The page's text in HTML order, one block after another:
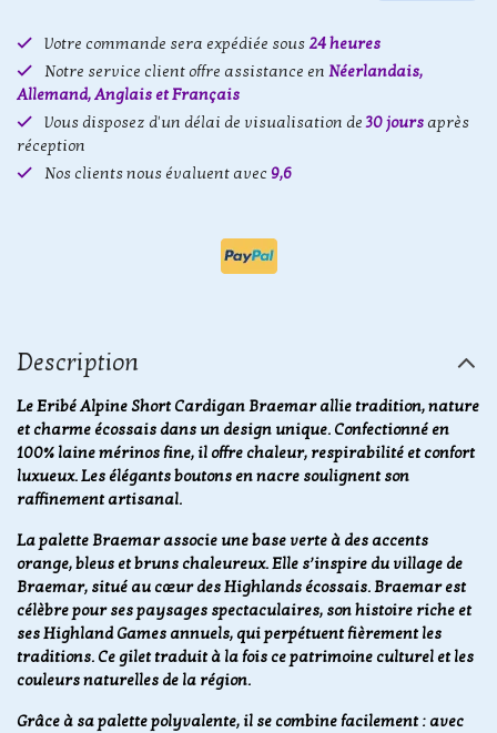
Votre commande sera expédiée sous24 heures
Notre service client offre assistance en Néerlandais,
Allemand, Anglais et Français
Vous disposez d'un délai de visualisation de30 jours après
réception
Nos clients nous évaluent avec 9,6
Description
Le Eribé Alpine Short Cardigan Braemar allie tradition, nature
et charme écossais dans un design unique. Confectionné en
100% laine mérinos fine, il offre chaleur, respirabilité et confort
luxueux. Les élégants boutons en nacre soulignent son
raffinement artisanal.
La palette Braemar associe une base verte à des accents
orange, bleus et bruns chaleureux. Elle s’inspire du village de
Braemar, situé au cœur des Highlands écossais. Braemar est
célèbre pour ses paysages spectaculaires, son histoire riche et
ses Highland Games annuels, qui perpétuent fièrement les
traditions. Ce gilet traduit à la fois ce patrimoine culturel et les
couleurs naturelles de la région.
Grâce à sa palette polyvalente, il se combine facilement : avec